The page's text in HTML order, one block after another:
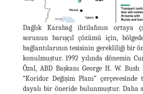
Dağlık Karabağ ihtilafının ortaya
sorunun barışçıl çözümü için,
bağlantılarının tesisinin gerekliliği bir
konulmuştur. 1992 yılında dönemin
Özal, ABD Başkanı George H. W.
“Koridor Değişim Planı” çerçevesinde
dayalı bir öneride bulunmuştur. Daha